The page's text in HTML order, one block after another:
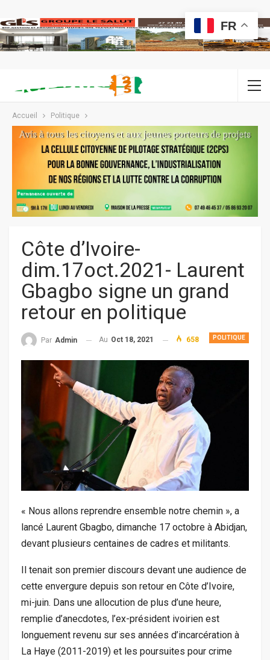
Accueil Politique
Côte d’Ivoire-
dim.17oct.2021- Laurent
Gbagbo signe un grand
retour en politique
POLITIQUE
Par Admin Au Oct 18, 2021 658
« Nous allons reprendre ensemble notre chemin », a
lancé Laurent Gbagbo, dimanche 17 octobre à Abidjan,
devant plusieurs centaines de cadres et militants.
Il tenait son premier discours devant une audience de
cette envergure depuis son retour en Côte d’Ivoire,
mi-juin. Dans une allocution de plus d’une heure,
remplie d’anecdotes, l’ex-président ivoirien est
longuement revenu sur ses années d’incarcération à
La Haye (2011-2019) et les poursuites pour crime
FR